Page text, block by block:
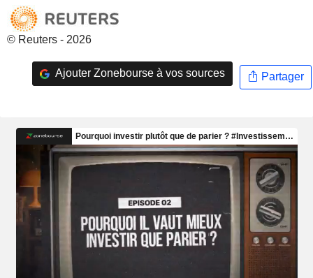
© Reuters - 2026
Ajouter Zonebourse à vos sources Partager